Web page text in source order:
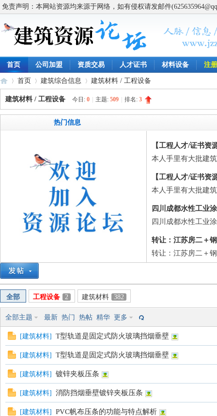
免责声明：本网站资源均来源于网络，如有侵权请发邮件
首页 公司加盟 资质交易 人才证书 材料设备 注
资
首页 建筑综合信息 建筑材料 / 工程设备
建筑材料 / 工程设备 今日: 0 主题: 509 排名: 3
热门信息
【工程人才/证书资
本人手里有大批建
【工程人才/证书资
本人手里有大批建
四川成都水性工业
四川成都水性工业
转让：江苏房二＋
转让：江苏房二＋
全部 工程设备 2 建筑材料 382
全部主题 最新 热门 热帖 精华 更多
[建筑材料] T型轨道是固定式防火玻璃挡烟垂壁
[建筑材料] T型轨道是固定式防火玻璃挡烟垂壁
[建筑材料] 镀锌夹板压条
[建筑材料] 消防挡烟垂壁镀锌夹板压条
[建筑材料] PVC帆布压条的功能与特点解析